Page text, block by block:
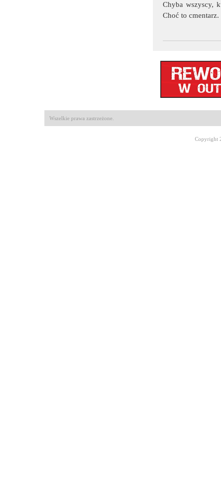
Chyba wszyscy,
Choć to cmentarz.
Wszelkie prawa zastrzeżone.
Copyright